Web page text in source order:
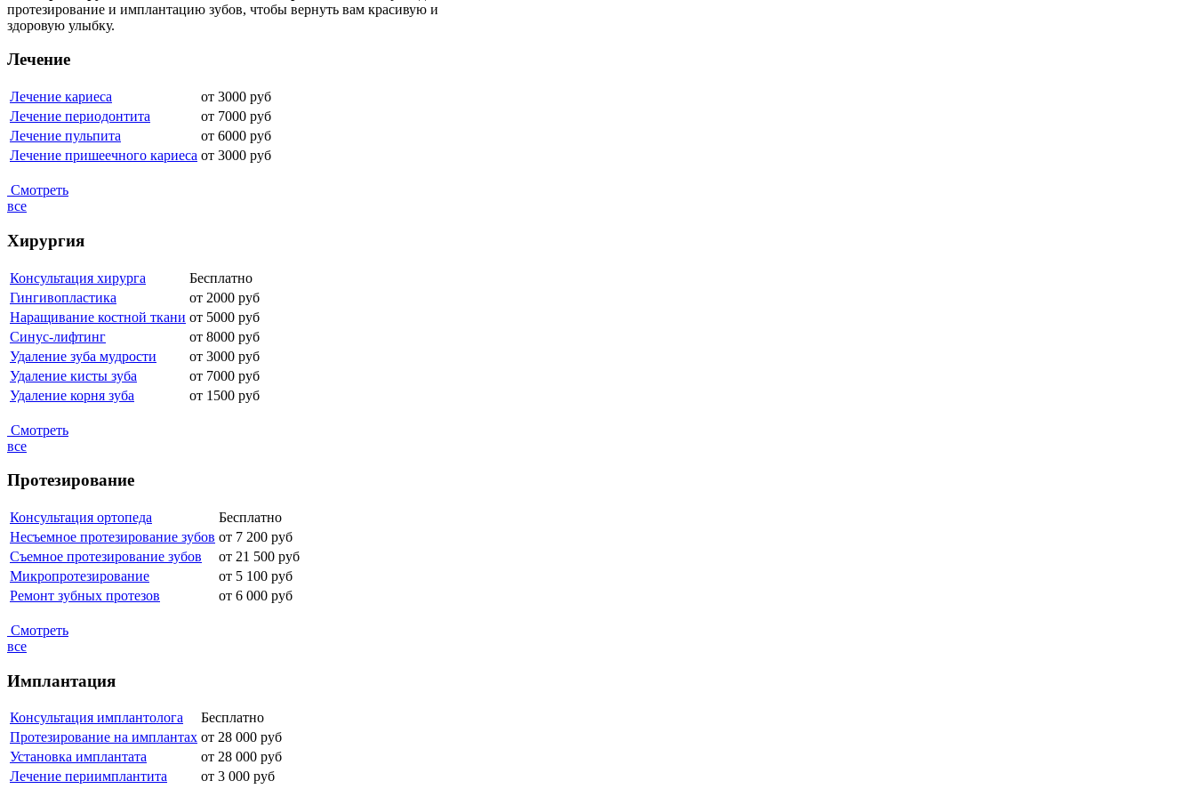
протезирование и имплантацию зубов, чтобы вернуть вам красивую и
здоровую улыбку.
Лечение
Лечение кариеса от 3000 руб
Лечение периодонтита
от 7000 руб
Лечение пульпита
от 6000 руб
Лечение пришеечного кариеса от 3000 руб
Смотреть
все
Хирургия
Консультация хирурга
Бесплатно
Гингивопластика
от 2000 руб
Наращивание костной ткани от 5000 руб
Синус-лифтинг
от 8000 руб
Удаление зуба мудрости
от 3000 руб
Удаление кисты зуба
от 7000 руб
Удаление корня зуба
от 1500 руб
Смотреть
все
Протезирование
Консультация ортопеда
Бесплатно
Несъемное протезирование зубов от 7 200 руб
Съемное протезирование зубов
от 21 500 руб
Микропротезирование
от 5 100 руб
Ремонт зубных протезов
от 6 000 руб
Смотреть
все
Имплантация
Консультация имплантолога
Бесплатно
Протезирование на имплантах от 28 000 руб
Установка имплантата
от 28 000 руб
Лечение периимплантита
от 3 000 руб